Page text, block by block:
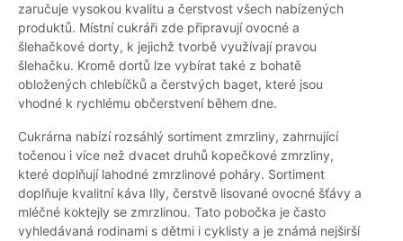
zaručuje vysokou kvalitu a čerstvost všech nabízených
produktů. Místní cukráři zde připravují ovocné a
šlehačkové dorty, k jejichž tvorbě využívají pravou
šlehačku. Kromě dortů lze vybírat také z bohatě
obložených chlebíčků a čerstvých baget, které jsou
vhodné k rychlému občerstvení během dne.
Cukrárna nabízí rozsáhlý sortiment zmrzliny, zahrnující
točenou i více než dvacet druhů kopečkové zmrzliny,
které doplňují lahodné zmrzlinové poháry. Sortiment
doplňuje kvalitní káva Illy, čerstvě lisované ovocné šťávy a
mléčné koktejly se zmrzlinou. Tato pobočka je často
vyhledávaná rodinami s dětmi i cyklisty a je známá nejširší